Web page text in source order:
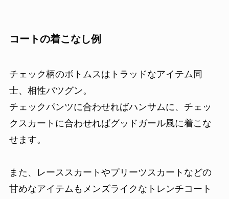
コートの着こなし例
チェック柄のボトムスはトラッドなアイテム同
士、相性バツグン。
チェックパンツに合わせればハンサムに、チェッ
クスカートに合わせればグッドガール風に着こな
せます。
また、レーススカートやプリーツスカートなどの
甘めなアイテムもメンズライクなトレンチコート